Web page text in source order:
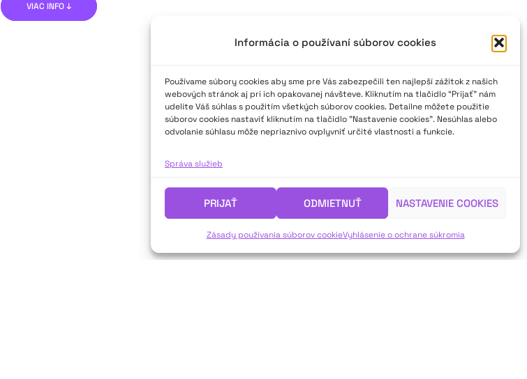
Informácia o používaní súborov cookies
Používame súbory cookies aby sme pre Vás zabezpečili ten najlepší zážitok z našich
webových stránok aj pri ich opakovanej návšteve. Kliknutím na tlačidlo “Prijať” nám
udelíte Váš súhlas s použitím všetkých súborov cookies. Detailne môžete použitie
súborov cookies nastaviť kliknutím na tlačidlo "Nastavenie cookies". Nesúhlas alebo
odvolanie súhlasu môže nepriaznivo ovplyvniť určité vlastnosti a funkcie.
Správa služieb
PRIJAŤ ODMIETNUŤ NASTAVENIE COOKIES
Zásady používania súborov cookieVyhlásenie o ochrane súkromia
VIAC INFO ↓